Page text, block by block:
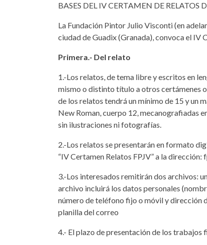
BASES DEL IV CERTAMEN DE
La Fundación Pintor Julio Visconti (en
ciudad de Guadix (Granada), convoca el IV
Primera.- Del relato
1.-Los relatos, de tema libre y escritos en
mismo o distinto título a otros certámenes
de los relatos tendrá un mínimo de 15 y un
New Roman, cuerpo 12, mecanografiadas
sin ilustraciones ni fotografías.
2.-Los relatos se presentarán en formato
“IV Certamen Relatos FPJV” a la
3.-Los interesados remitirán dos archivos:
archivo incluirá los datos personales
número de teléfono fijo o móvil y dirección
planilla del correo
4.- El plazo de presentación de los trabajos